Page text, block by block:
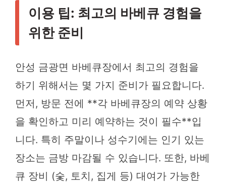
이용 팁: 최고의 바베큐 경험을
위한 준비
안성 금광면 바베큐장에서 최고의 경험을
하기 위해서는 몇 가지 준비가 필요합니다.
먼저, 방문 전에 **각 바베큐장의 예약 상황
을 확인하고 미리 예약하는 것이 필수**입
니다. 특히 주말이나 성수기에는 인기 있는
장소는 금방 마감될 수 있습니다. 또한, 바베
큐 장비 (숯, 토치, 집게 등) 대여가 가능한